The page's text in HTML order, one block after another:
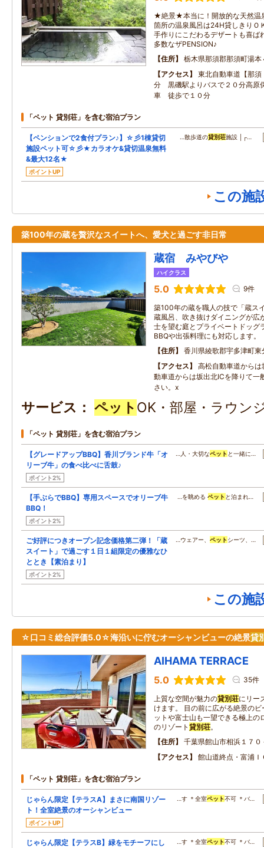
★絶景★本当に！開放的な天然温
箇所の温泉風呂は24H貸しきりＯ
手作りにこだわるデザートも喜ば
多数なザPENSION♪
住所
栃木県那須郡那須町湯本
アクセス
東北自動車道【那
分 黒磯駅よりバスで２０分高原
車 徒歩で１０分
「ペット 貸別荘」を含む宿泊プラン
【ペンションで2食付プラン♪】☆彡1棟貸切
施設ペット可☆彡★カラオケ&貸切温泉無料
&最大12名★
ポイントUP
…散歩道の貸別荘施設 │┌…
この施
築100年の蔵を贅沢なスイートへ、愛犬と過ごす非日常
蔵宿 みやびや
ハイクラス
5.0 9件
築100年の蔵を職人の技で「蔵ス
蔵風呂、吹き抜けダイニングが広
士を望む庭とプライベートドッグ
BBQや出張料理にも対応します。
住所
香川県綾歌郡宇多津町東
アクセス
高松自動車道から
動車道からは坂出北ICを降りて一
さい。x
サービス ペット OK・部屋・ラウン
「ペット 貸別荘」を含む宿泊プラン
【グレードアップBBQ】香川ブランド牛「オ
リーブ牛」の食べ比べに舌鼓♪
ポイント2%
…人・大切なペット と一緒に…
【手ぶらでBBQ】専用スペースでオリーブ牛
BBQ！
ポイント2%
…を眺めるペット と泊まれ…
ご好評につきオープン記念価格第二弾！「蔵
スイート」で過ごす１日１組限定の優雅なひ
ととき【素泊まり】
ポイント2%
…ウェアー、 ペット シーツ、…
この施
☆口コミ総合評価5.0☆海沿いに佇むオーシャンビューの絶景貸
AIHAMA TERRACE
5.0 35件
上質な空間が魅力の貸別荘にリー
けます。 目の前に広がる絶景の
ットや富士山も一望できる極上の
のリゾート 貸別荘。
住所
千葉県館山市相浜１７０
アクセス
館山道終点・富浦
「ペット 貸別荘」を含む宿泊プラン
じゃらん限定【テラスA】まさに南国リゾー
ト！全室絶景のオーシャンビュー
ポイントUP
…す ＊全室ペット不可 ＊バ…
じゃらん限定【テラスB】緑をモチーフにし
…す ＊全室ペット不可 ＊バ…